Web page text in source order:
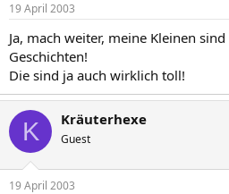
19 April 2003
Ja, mach weiter, meine Kleinen
Geschichten!
Die sind ja auch wirklich toll!
K Kräuterhexe
Guest
19 April 2003